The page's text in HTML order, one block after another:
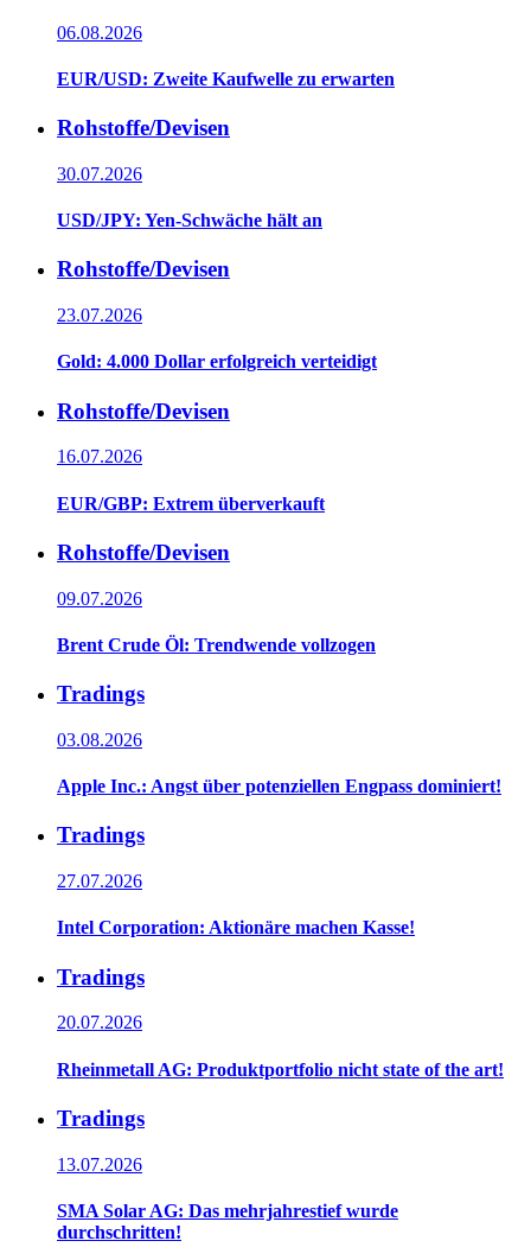
06.08.2026
EUR/USD: Zweite Kaufwelle zu erwarten
Rohstoffe/Devisen
30.07.2026
USD/JPY: Yen-Schwäche hält an
Rohstoffe/Devisen
23.07.2026
Gold: 4.000 Dollar erfolgreich verteidigt
Rohstoffe/Devisen
16.07.2026
EUR/GBP: Extrem überverkauft
Rohstoffe/Devisen
09.07.2026
Brent Crude Öl: Trendwende vollzogen
Tradings
03.08.2026
Apple Inc.: Angst über potenziellen Engpass dominiert!
Tradings
27.07.2026
Intel Corporation: Aktionäre machen Kasse!
Tradings
20.07.2026
Rheinmetall AG: Produktportfolio nicht state of the art!
Tradings
13.07.2026
SMA Solar AG: Das mehrjahrestief wurde
durchschritten!